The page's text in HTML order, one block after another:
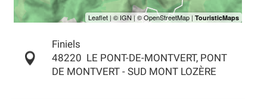
Finiels
48220 LE PONT-DE-MONTVERT, PONT
DE MONTVERT - SUD MONT LOZÈRE